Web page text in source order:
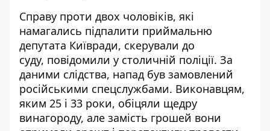
Справу проти двох чоловіків, які
намагались підпалити приймальню
депутата Київради, скерували до
суду, повідомили у столичній поліції. За
даними слідства, напад був замовлений
російськими спецслужбами. Виконавцям,
яким 25 і 33 роки, обіцяли щедру
винагороду, але замість грошей вони